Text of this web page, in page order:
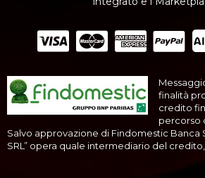
finalità
credito
percorso
Salvo approvazione di Findomestic Banca
SRL” opera quale intermediario del credito,